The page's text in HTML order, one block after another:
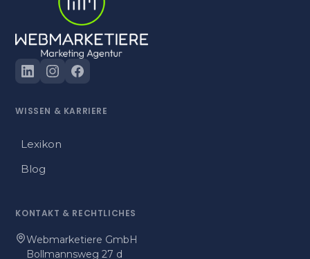
WISSEN & KARRIERE
Lexikon
Blog
KONTAKT & RECHTLICHES
Webmarketiere GmbH
Bollmannsweg 27 d